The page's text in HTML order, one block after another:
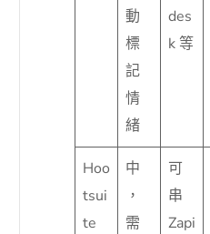
動
標
記
情
緒
des
k 等
Hoo
tsui
te
中
，
需
可
串
Zapi